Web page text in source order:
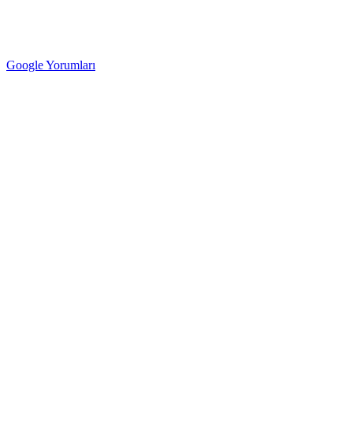
Google Yorumları